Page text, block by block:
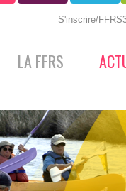
S'inscrire/
LA FFRS